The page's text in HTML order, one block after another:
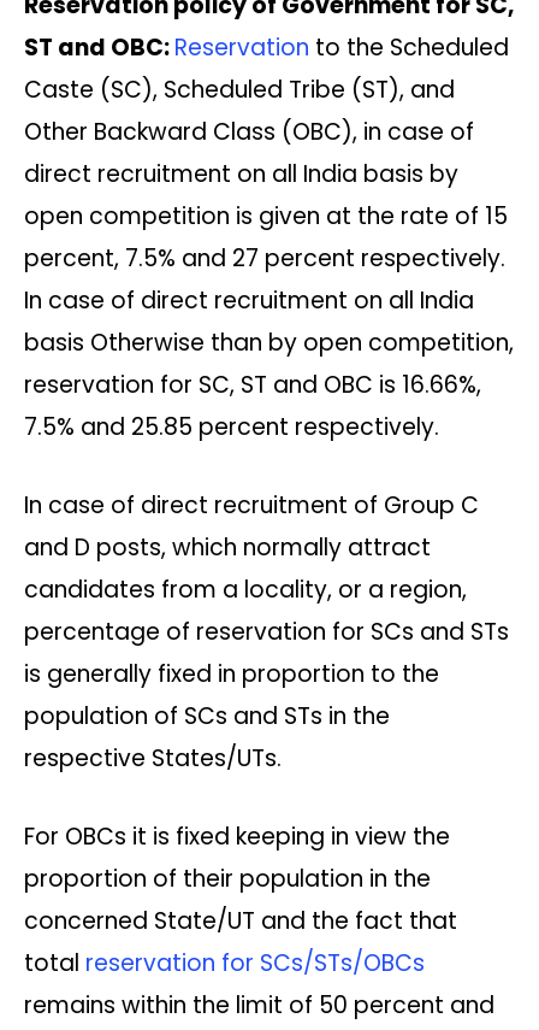
a
t
s
p
c
e
b
k
i
t
p
y
L
k
e
g
m
a
i
l
a
e
ST and OBC:Reservation to the Scheduled
Caste (SC), Scheduled Tribe (ST), and
Other Backward Class (OBC), in case of
direct recruitment on all India basis by
open competition is given at the rate of 15
percent, 7.5% and 27 percent respectively.
In case of direct recruitment on all India
basis Otherwise than by open competition,
reservation for SC, ST and OBC is 16.66%,
7.5% and 25.85 percent respectively.
In case of direct recruitment of Group C
and D posts, which normally attract
candidates from a locality, or a region,
percentage of reservation for SCs and STs
is generally fixed in proportion to the
population of SCs and STs in the
respective States/UTs.
For OBCs it is fixed keeping in view the
proportion of their population in the
concerned State/UT and the fact that
total reservation for SCs/STs/OBCs
remains within the limit of 50 percent and